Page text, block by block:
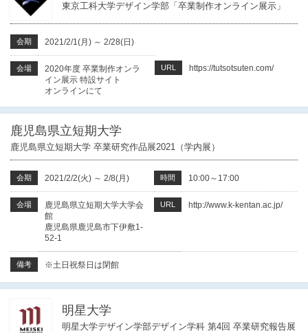
東京工科大学デザイン学部「卒業制作オンライン展示」
会期 2021/2/1(月) ～ 2/28(日)
会場
2020年度 卒業制作オンラ
イン展示 特設サイト
オンラインにて
URL https://tutsotsuten.com/
鹿児島県立短期大学
鹿児島県立短期大学 卒業研究作品展2021（学内展）
会期 2021/2/2(火) ～ 2/8(月) 時間 10:00～17:00
会場
鹿児島県立短期大学大学会
館
鹿児島県鹿児島市下伊敷1-
52-1
URL http://www.k-kentan.ac.jp/
備考 ※土日祝祭日は閉館
明星大学
明星大学デザイン学部デザイン学科 第4回 卒業研究報告展